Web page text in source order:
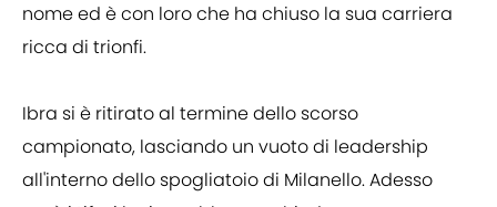
nome ed è con loro che ha chiuso la sua carriera
ricca di trionfi.
Ibra si è ritirato al termine dello scorso
campionato, lasciando un vuoto di leadership
all'interno dello spogliatoio di Milanello. Adesso